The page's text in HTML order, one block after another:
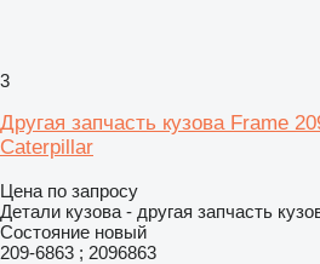
3
Другая запчасть кузова Frame
Caterpillar
Цена по запросу
Детали кузова - другая запчасть
Состояние новый
209-6863 ; 2096863